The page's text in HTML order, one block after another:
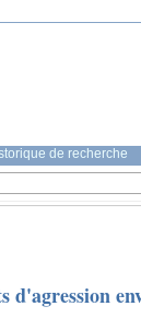
de recherche
d'agression